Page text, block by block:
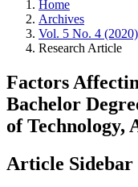
Home
Archives
Vol. 5 No. 4
Research Article
Factors
Bachelor
of Technology,
Article Sidebar